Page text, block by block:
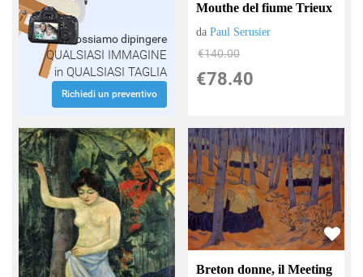
Possiamo dipingere
QUALSIASI IMMAGINE
in QUALSIASI TAGLIA
Richiedi un preventivo
Mouthe del fiume Trieux
daPaul Serusier
€140.00
€78.40
Breton donne, il Meeting